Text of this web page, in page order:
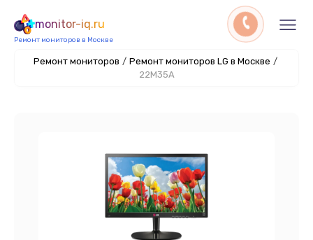
monitor-iq.ru
Ремонт мониторов в Москве
Ремонт мониторов / Ремонт мониторов LG в Москве /
22M35A